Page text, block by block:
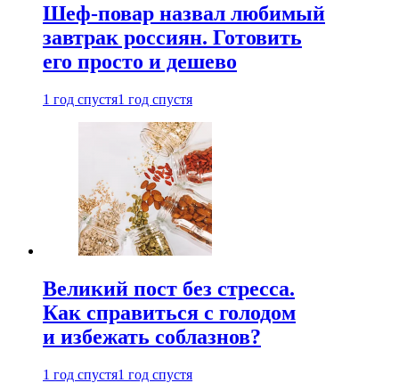
Шеф-повар назвал любимый
завтрак россиян. Готовить
его просто и дешево
1 год спустя1 год спустя
Великий пост без стресса.
Как справиться с голодом
и избежать соблазнов?
1 год спустя1 год спустя